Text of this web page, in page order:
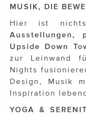
St. Peter
Susanne Wuest
The Budims
THE GOODSTUFF
MUSIK, DIE
Hier ist
Ausstellungen,
Upside Down
zur Leinwand
Nights
Design, Musik
Inspiration
YOGA &